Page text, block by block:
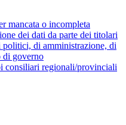
mancata o incompleta
dei dati da parte dei titolari
di amministrazione, di
di governo
consiliari regionali/provinciali